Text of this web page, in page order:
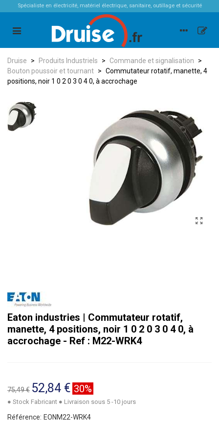
Spécialiste en électricité, matériel électrique, sanitaire, outillage et sécurité
Druise > Produits Industriels > Commande et signalisation
>
Bouton poussoir et tournant > Commutateur rotatif, manette, 4
positions, noir 1 0 2 0 3 0 4 0, à accrochage
Eaton industries | Commutateur rotatif,
manette, 4 positions, noir 1 0 2 0 3 0 4 0, à
accrochage - Ref : M22-WRK4
75,49 € 52,84 € 30%
● Stock Fabricant ● Livraison sous 5 -10 jours
Référence: EONM22-WRK4